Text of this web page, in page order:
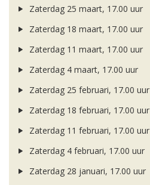
Zaterdag 25 maart, 17.00 uur
Zaterdag 18 maart, 17.00 uur
Zaterdag 11 maart, 17.00 uur
Zaterdag 4 maart, 17.00 uur
Zaterdag 25 februari, 17.00 uur
Zaterdag 18 februari, 17.00 uur
Zaterdag 11 februari, 17.00 uur
Zaterdag 4 februari, 17.00 uur
Zaterdag 28 januari, 17.00 uur